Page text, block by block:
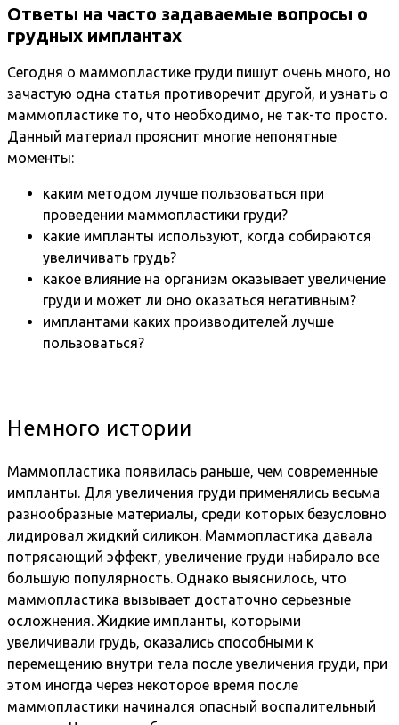
Ответы на часто задаваемые вопросы о
грудных имплантах
Сегодня о маммопластике груди пишут очень много, но
зачастую одна статья противоречит другой, и узнать о
маммопластике то, что необходимо, не так-то просто.
Данный материал прояснит многие непонятные
моменты:
каким методом лучше пользоваться при
проведении маммопластики груди?
какие импланты используют, когда собираются
увеличивать грудь?
какое влияние на организм оказывает увеличение
груди и может ли оно оказаться негативным?
имплантами каких производителей лучше
пользоваться?
Немного истории
Маммопластика появилась раньше, чем современные
импланты. Для увеличения груди применялись весьма
разнообразные материалы, среди которых безусловно
лидировал жидкий силикон. Маммопластика давала
потрясающий эффект, увеличение груди набирало все
большую популярность. Однако выяснилось, что
маммопластика вызывает достаточно серьезные
осложнения. Жидкие импланты, которыми
увеличивали грудь, оказались способными к
перемещению внутри тела после увеличения груди, при
этом иногда через некоторое время после
маммопластики начинался опасный воспалительный